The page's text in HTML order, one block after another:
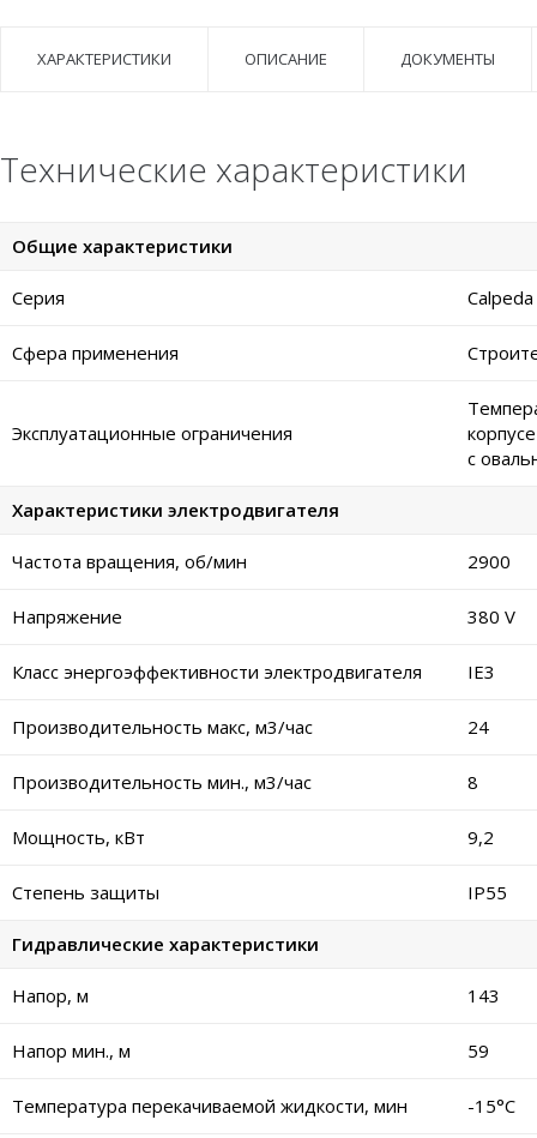
ХАРАКТЕРИСТИКИ ОПИСАНИЕ ДОКУМЕНТЫ
Технические характеристики
Общие характеристики
Серия
Сфера применения
Эксплуатационные ограничения
с
Характеристики электродвигателя
Частота вращения, об/мин 2900
Напряжение 380 V
Класс энергоэффективности электродвигателя IE3
Производительность макс, м3/час 24
Производительность мин., м3/час 8
Мощность, кВт 9,2
Степень защиты IP55
Гидравлические характеристики
Напор, м 143
Напор мин., м 59
Температура перекачиваемой жидкости, мин -15°C